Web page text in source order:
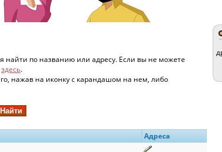
найти по названию или адресу. Если вы не можете
здесь.
нажав на иконку с карандашом на нем, либо
Адреса